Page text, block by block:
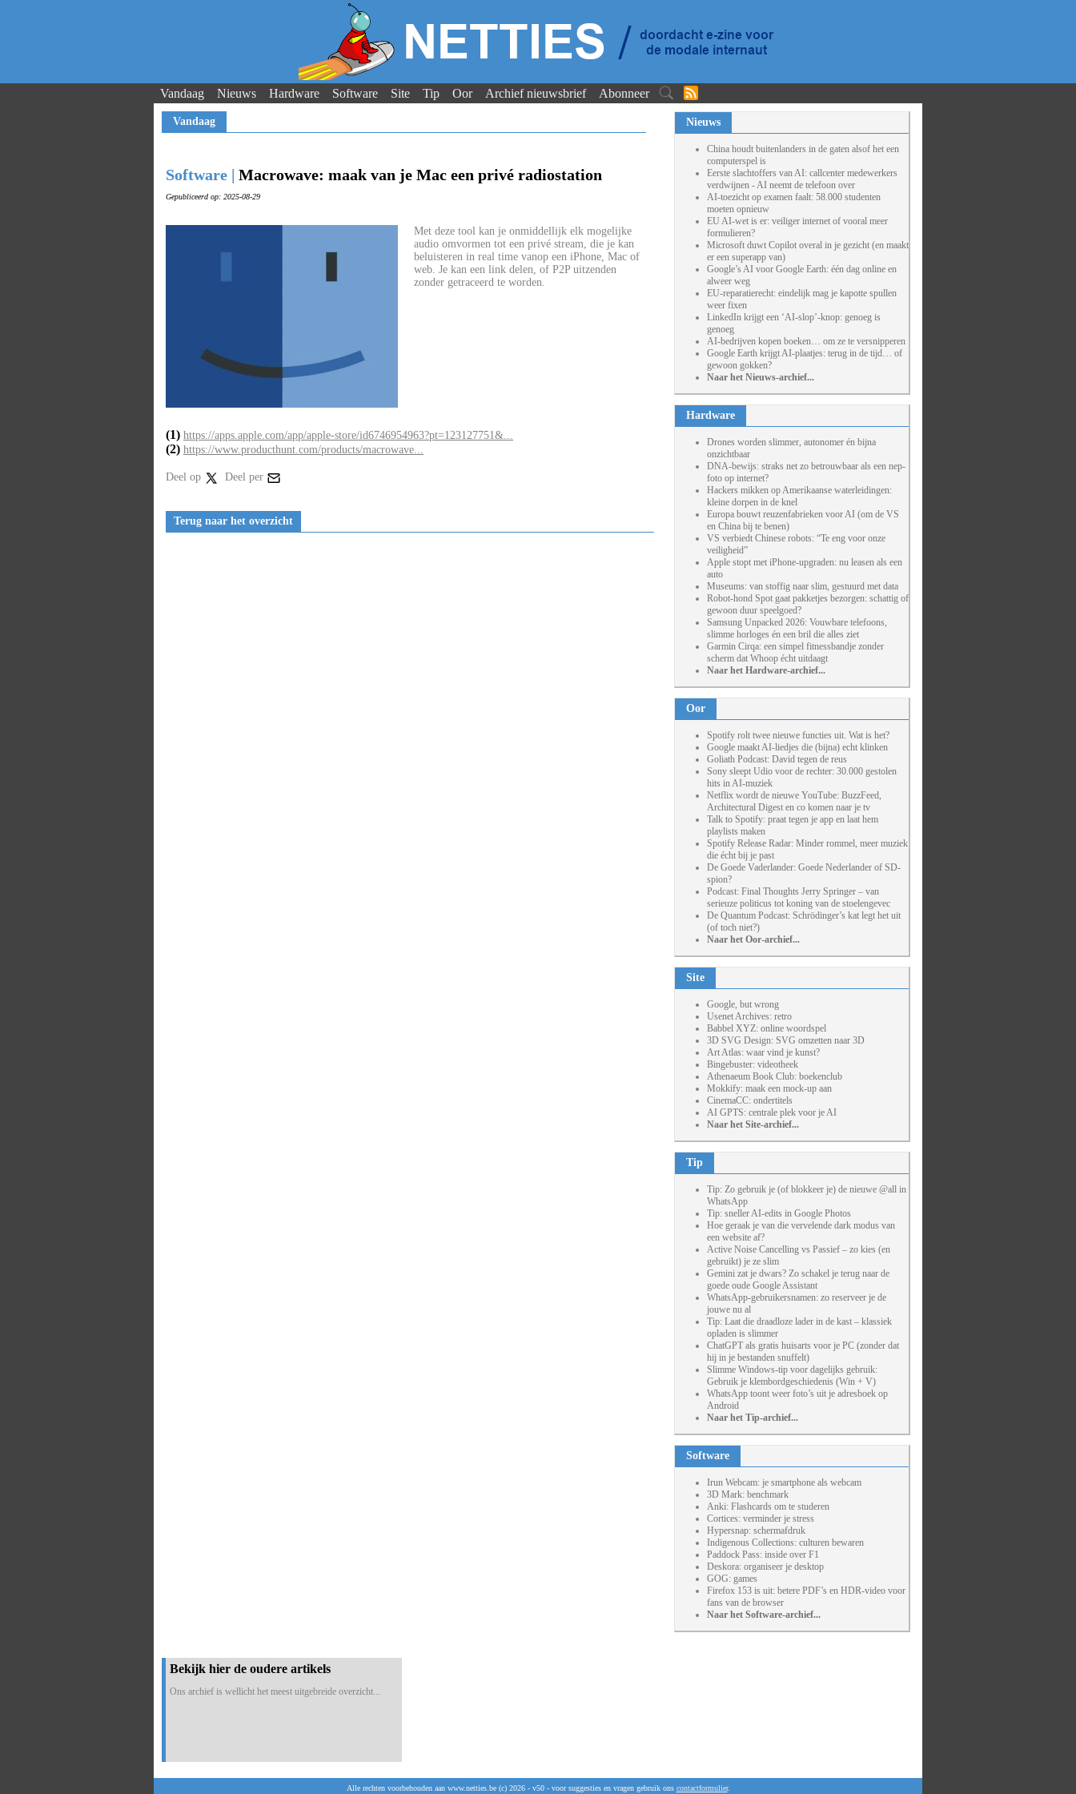
Vandaag Nieuws Hardware Software Site Tip Oor Archief nieuwsbrief Abonneer
Vandaag
Software | Macrowave: maak van je Mac een privé radiostation
Gepubliceerd op: 2025-08-29
Met deze tool kan je onmiddellijk elk mogelijke
audio omvormen tot een privé stream, die je kan
beluisteren in real time vanop een iPhone, Mac of
web. Je kan een link delen, of P2P uitzenden
zonder getraceerd te worden.
(1) https://apps.apple.com/app/apple-store/id6746954963?pt=123127751&...
(2) https://www.producthunt.com/products/macrowave...
Deel op Deel per
Terug naar het overzicht
Nieuws
China houdt buitenlanders in de gaten alsof het een
computerspel is
Eerste slachtoffers van AI: callcenter medewerkers
verdwijnen - AI neemt de telefoon over
AI-toezicht op examen faalt: 58.000 studenten
moeten opnieuw
EU AI-wet is er: veiliger internet of vooral meer
formulieren?
Microsoft duwt Copilot overal in je gezicht (en maakt
er een superapp van)
Google’s AI voor Google Earth: één dag online en
alweer weg
EU-reparatierecht: eindelijk mag je kapotte spullen
weer fixen
LinkedIn krijgt een ‘AI-slop’-knop: genoeg is
genoeg
AI-bedrijven kopen boeken… om ze te versnipperen
Google Earth krijgt AI-plaatjes: terug in de tijd… of
gewoon gokken?
Naar het Nieuws-archief...
Hardware
Drones worden slimmer, autonomer én bijna
onzichtbaar
DNA-bewijs: straks net zo betrouwbaar als een nep-
foto op internet?
Hackers mikken op Amerikaanse waterleidingen:
kleine dorpen in de knel
Europa bouwt reuzenfabrieken voor AI (om de VS
en China bij te benen)
VS verbiedt Chinese robots: “Te eng voor onze
veiligheid”
Apple stopt met iPhone-upgraden: nu leasen als een
auto
Museums: van stoffig naar slim, gestuurd met data
Robot-hond Spot gaat pakketjes bezorgen: schattig of
gewoon duur speelgoed?
Samsung Unpacked 2026: Vouwbare telefoons,
slimme horloges én een bril die alles ziet
Garmin Cirqa: een simpel fitnessbandje zonder
scherm dat Whoop écht uitdaagt
Naar het Hardware-archief...
Oor
Spotify rolt twee nieuwe functies uit. Wat is het?
Google maakt AI-liedjes die (bijna) echt klinken
Goliath Podcast: David tegen de reus
Sony sleept Udio voor de rechter: 30.000 gestolen
hits in AI-muziek
Netflix wordt de nieuwe YouTube: BuzzFeed,
Architectural Digest en co komen naar je tv
Talk to Spotify: praat tegen je app en laat hem
playlists maken
Spotify Release Radar: Minder rommel, meer muziek
die écht bij je past
De Goede Vaderlander: Goede Nederlander of SD-
spion?
Podcast: Final Thoughts Jerry Springer – van
serieuze politicus tot koning van de stoelengevec
De Quantum Podcast: Schrödinger’s kat legt het uit
(of toch niet?)
Naar het Oor-archief...
Site
Google, but wrong
Usenet Archives: retro
Babbel XYZ: online woordspel
3D SVG Design: SVG omzetten naar 3D
Art Atlas: waar vind je kunst?
Bingebuster: videotheek
Athenaeum Book Club: boekenclub
Mokkify: maak een mock-up aan
CinemaCC: ondertitels
AI GPTS: centrale plek voor je AI
Naar het Site-archief...
Tip
Tip: Zo gebruik je (of blokkeer je) de nieuwe @all in
WhatsApp
Tip: sneller AI-edits in Google Photos
Hoe geraak je van die vervelende dark modus van
een website af?
Active Noise Cancelling vs Passief – zo kies (en
gebruikt) je ze slim
Gemini zat je dwars? Zo schakel je terug naar de
goede oude Google Assistant
WhatsApp-gebruikersnamen: zo reserveer je de
jouwe nu al
Tip: Laat die draadloze lader in de kast – klassiek
opladen is slimmer
ChatGPT als gratis huisarts voor je PC (zonder dat
hij in je bestanden snuffelt)
Slimme Windows-tip voor dagelijks gebruik:
Gebruik je klembordgeschiedenis (Win + V)
WhatsApp toont weer foto’s uit je adresboek op
Android
Naar het Tip-archief...
Software
Irun Webcam: je smartphone als webcam
3D Mark: benchmark
Anki: Flashcards om te studeren
Cortices: verminder je stress
Hypersnap: schermafdruk
Indigenous Collections: culturen bewaren
Paddock Pass: inside over F1
Deskora: organiseer je desktop
GOG: games
Firefox 153 is uit: betere PDF’s en HDR-video voor
fans van de browser
Naar het Software-archief...
Bekijk hier de oudere artikels
Ons archief is wellicht het meest uitgebreide overzicht...
Alle rechten voorbehouden aan www.netties.be (c) 2026 - v50 - voor suggesties en vragen gebruik ons contactformulier.